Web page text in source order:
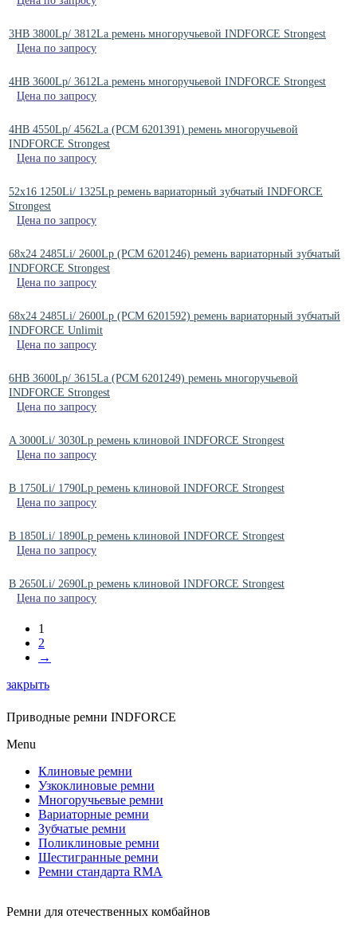
3HB 3800Lp/ 3812La ремень многоручьевой INDFORCE Strongest
Цена по запросу
4HB 3600Lp/ 3612La ремень многоручьевой INDFORCE Strongest
Цена по запросу
4HB 4550Lp/ 4562La (PCM 6201391) ремень многоручьевой
INDFORCE Strongest
Цена по запросу
52x16 1250Li/ 1325Lp ремень вариаторный зубчатый INDFORCE
Strongest
Цена по запросу
68x24 2485Li/ 2600Lp (PCM 6201246) ремень вариаторный зубчатый
INDFORCE Strongest
Цена по запросу
68x24 2485Li/ 2600Lp (PCM 6201592) ремень вариаторный зубчатый
INDFORCE Unlimit
Цена по запросу
6HB 3600Lp/ 3615La (PCM 6201249) ремень многоручьевой
INDFORCE Strongest
Цена по запросу
A 3000Li/ 3030Lp ремень клиновой INDFORCE Strongest
Цена по запросу
B 1750Li/ 1790Lp ремень клиновой INDFORCE Strongest
Цена по запросу
B 1850Li/ 1890Lp ремень клиновой INDFORCE Strongest
Цена по запросу
B 2650Li/ 2690Lp ремень клиновой INDFORCE Strongest
Цена по запросу
1
2
→
закрыть
Приводные ремни INDFORCE
Menu
Клиновые ремни
Узкоклиновые ремни
Многоручьевые ремни
Вариаторные ремни
Зубчатые ремни
Поликлиновые ремни
Шестигранные ремни
Ремни стандарта RMA
Ремни для отечественных комбайнов